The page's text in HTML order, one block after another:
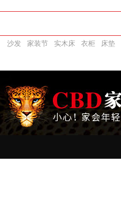
沙发 家装节 实木床 衣柜 床垫